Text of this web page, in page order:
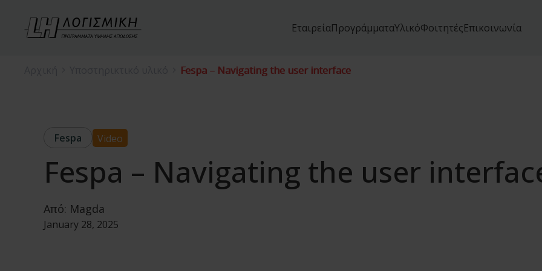
ΕταιρείαΠρογράμματαΥλικόΦοιτητέςΕπικοινωνία
Fespa – Navigating the user interface
Fespa Video
Fespa – Navigating the user
Από: Magda
January 28, 2025